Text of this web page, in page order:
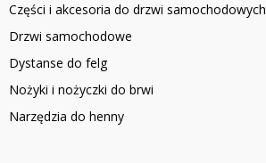
Części i akcesoria do drzwi samochodowych
Drzwi samochodowe
Dystanse do felg
Nożyki i nożyczki do brwi
Narzędzia do henny